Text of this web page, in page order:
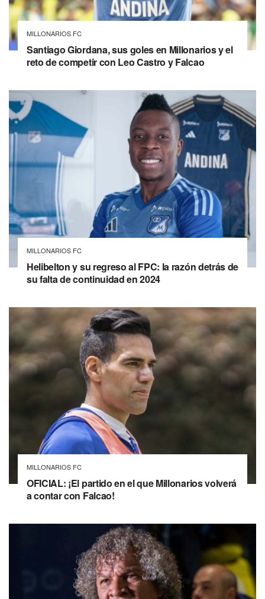
MILLONARIOS FC
Santiago Giordana, sus goles en Millonarios y el
reto de competir con Leo Castro y Falcao
MILLONARIOS FC
Helibelton y su regreso al FPC: la razón detrás de
su falta de continuidad en 2024
MILLONARIOS FC
OFICIAL: ¡El partido en el que Millonarios volverá
a contar con Falcao!